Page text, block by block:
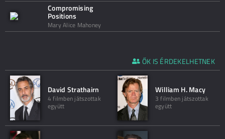
Compromising
Positions
Mary Alice Mahoney
ŐK IS ÉRDEKELHETNEK
David Strathairn
4 filmben játszottak
együtt
William H. Macy
3 filmben játszottak
együtt